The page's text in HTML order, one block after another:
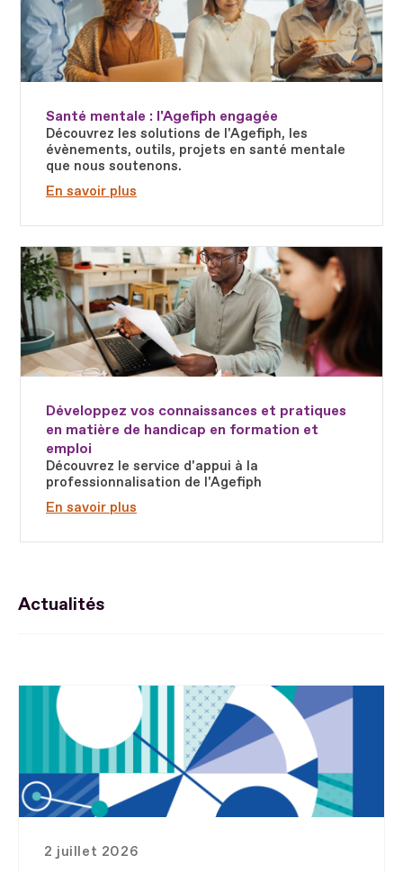
Santé mentale : l'Agefiph engagée
Découvrez les solutions de l'Agefiph, les
évènements, outils, projets en santé mentale
que nous soutenons.
En savoir plus
Développez vos connaissances et pratiques
en matière de handicap en formation et
emploi
Découvrez le service d'appui à la
professionnalisation de l'Agefiph
En savoir plus
Fichier
Actualités
2 juillet 2026